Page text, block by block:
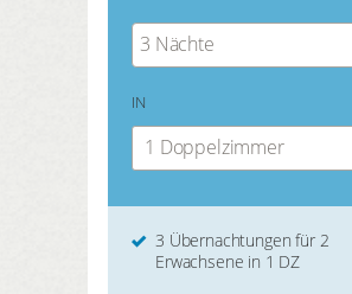
3 Nächte
IN
1 Doppelzimmer
3 Übernachtungen für 2
Erwachsene in 1 DZ